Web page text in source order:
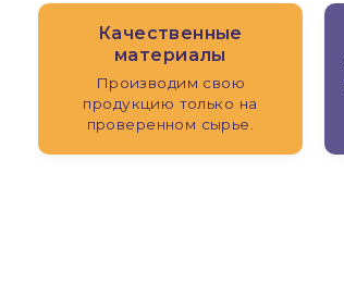
Качественные
материалы
Производим свою
продукцию только на
проверенном сырье.